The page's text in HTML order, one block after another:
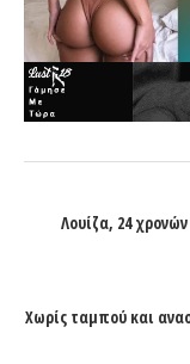
Λουίζα, 24
Χωρίς ταμπού και